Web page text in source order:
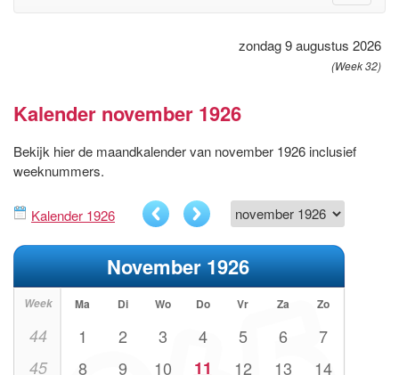
zondag 9 augustus 2026
(Week 32)
Kalender november 1926
Bekijk hier de maandkalender van november 1926 inclusief
weeknummers.
Kalender 1926
November 1926
Week Ma Di Wo Do Vr Za Zo
44 1 2 3 4 5 6 7
45 8 9 10 11 12 13 14